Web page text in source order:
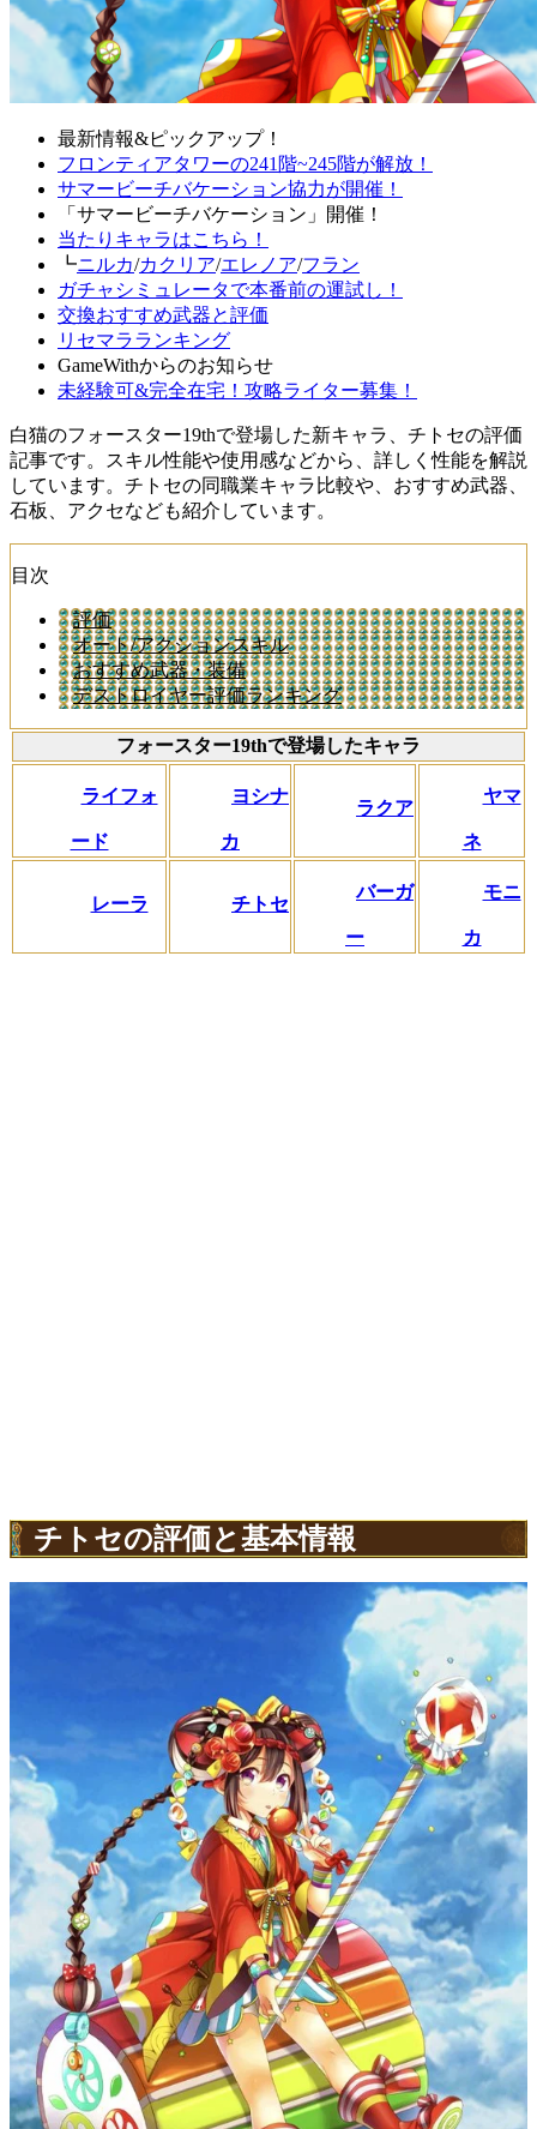
最新情報&ピックアップ！
フロンティアタワーの241階~245階が解放！
サマービーチバケーション協力が開催！
「サマービーチバケーション」開催！
当たりキャラはこちら！
┗ニルカ/カクリア/エレノア/フラン
ガチャシミュレータで本番前の運試し！
交換おすすめ武器と評価
リセマラランキング
GameWithからのお知らせ
未経験可&完全在宅！攻略ライター募集！
白猫のフォースター19thで登場した新キャラ、チトセの評価
記事です。スキル性能や使用感などから、詳しく性能を解説
しています。チトセの同職業キャラ比較や、おすすめ武器、
石板、アクセなども紹介しています。
目次
評価
オート/アクションスキル
おすすめ武器・装備
デストロイヤー評価ランキング
フォースター19thで登場したキャラ
ライフォ
ード
ヨシナ
カ
ラクア
ヤマ
ネ
レーラ チトセ
バーガ
ー
モニ
カ
チトセの評価と基本情報